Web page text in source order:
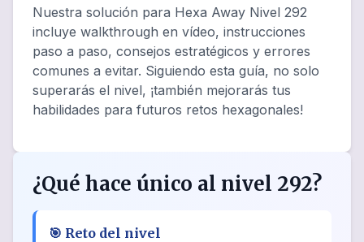
Nuestra solución para Hexa Away Nivel 292
incluye walkthrough en vídeo, instrucciones
paso a paso, consejos estratégicos y errores
comunes a evitar. Siguiendo esta guía, no solo
superarás el nivel, ¡también mejorarás tus
habilidades para futuros retos hexagonales!
¿Qué hace único al nivel 292?
🎯 Reto del nivel